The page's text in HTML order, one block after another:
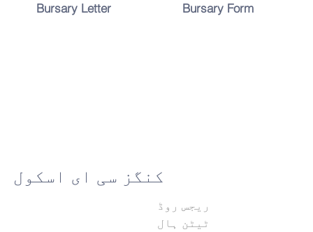
Bursary Letter Bursary Form
کنگز سی ای اسکول
ریجس روڈ
ٹیٹن ہال